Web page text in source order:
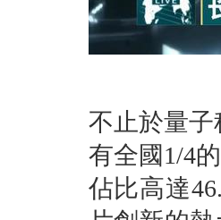
不止於量
有全國1/4
佔比高達